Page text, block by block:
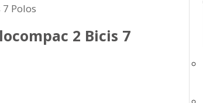
Polos
2 Bicis 7